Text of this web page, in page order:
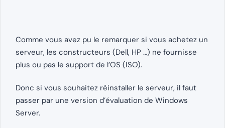
Comme vous avez pu le remarquer si vous achetez un
serveur, les constructeurs (Dell, HP …) ne fournisse
plus ou pas le support de l’OS (ISO).
Donc si vous souhaitez réinstaller le serveur, il faut
passer par une version d’évaluation de Windows
Server.